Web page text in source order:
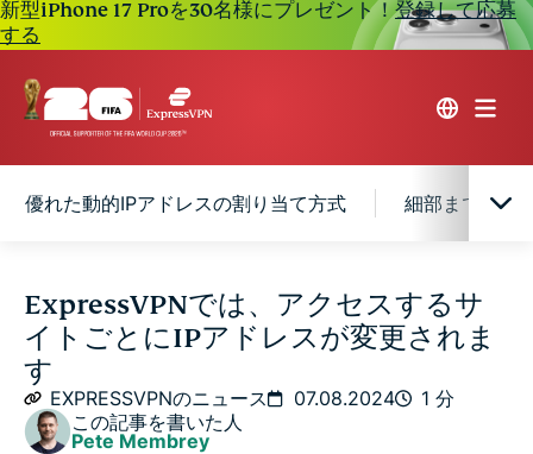
新型iPhone 17 Proを30名様にプレゼント！登録して応募
する
優れた動的IPアドレスの割り当て方式 細部までこだ
ウェブサイトごとに異なるIPアドレス
優れた動的IPアドレスの割り当て方式
細部までこだわり、あなたのプライバシーを守る
ExpressVPNでは、アクセスするサ
イトごとにIPアドレスが変更されま
す
EXPRESSVPNのニュース 07.08.2024
1 分
この記事を書いた人
Pete Membrey